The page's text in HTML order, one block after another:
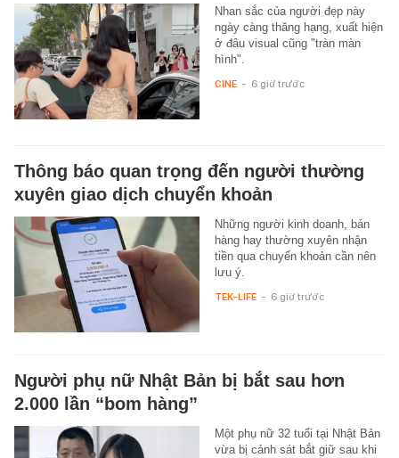
Nhan sắc của người đẹp này
ngày càng thăng hạng, xuất hiện
ở đâu visual cũng "tràn màn
hình".
CINE - 6 giờ trước
Thông báo quan trọng đến người thường
xuyên giao dịch chuyển khoản
Những người kinh doanh, bán
hàng hay thường xuyên nhận
tiền qua chuyển khoản cần nên
lưu ý.
TEK-LIFE - 6 giờ trước
Người phụ nữ Nhật Bản bị bắt sau hơn
2.000 lần “bom hàng”
Một phụ nữ 32 tuổi tại Nhật Bản
vừa bị cảnh sát bắt giữ sau khi